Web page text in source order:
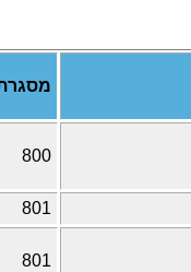
800
801
801